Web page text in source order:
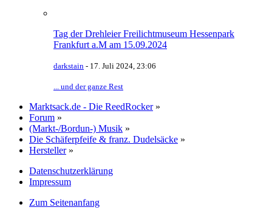
Tag der Drehleier Freilichtmuseum Hessenpark
Frankfurt a.M am 15.09.2024
darkstain - 17. Juli 2024, 23:06
... und der ganze Rest
Marktsack.de - Die ReedRocker »
Forum »
(Markt-/Bordun-) Musik »
Die Schäferpfeife & franz. Dudelsäcke »
Hersteller »
Datenschutzerklärung
Impressum
Zum Seitenanfang